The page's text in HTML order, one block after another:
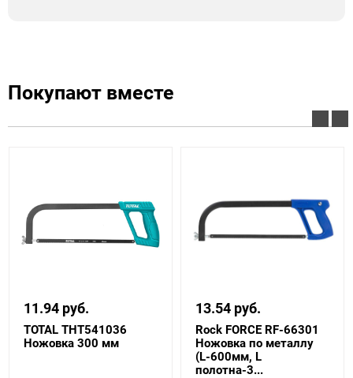
Покупают вместе
11.94 руб.
TOTAL THT541036
Ножовка 300 мм
13.54 руб.
Rock FORCE RF-66301
Ножовка по металлу
(L-600мм, L
полотна-3...